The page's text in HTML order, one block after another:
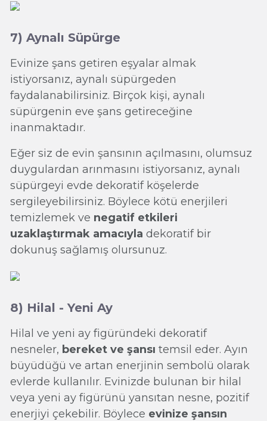
7) Aynalı Süpürge
Evinize şans getiren eşyalar almak
istiyorsanız, aynalı süpürgeden
faydalanabilirsiniz. Birçok kişi, aynalı
süpürgenin eve şans getireceğine
inanmaktadır.
Eğer siz de evin şansının açılmasını, olumsuz
duygulardan arınmasını istiyorsanız, aynalı
süpürgeyi evde dekoratif köşelerde
sergileyebilirsiniz. Böylece kötü enerjileri
temizlemek ve negatif etkileri
uzaklaştırmak amacıyla dekoratif bir
dokunuş sağlamış olursunuz.
8) Hilal - Yeni Ay
Hilal ve yeni ay figüründeki dekoratif
nesneler, bereket ve şansı temsil eder. Ayın
büyüdüğü ve artan enerjinin sembolü olarak
evlerde kullanılır. Evinizde bulunan bir hilal
veya yeni ay figürünü yansıtan nesne, pozitif
enerjiyi çekebilir. Böylece evinize şansın